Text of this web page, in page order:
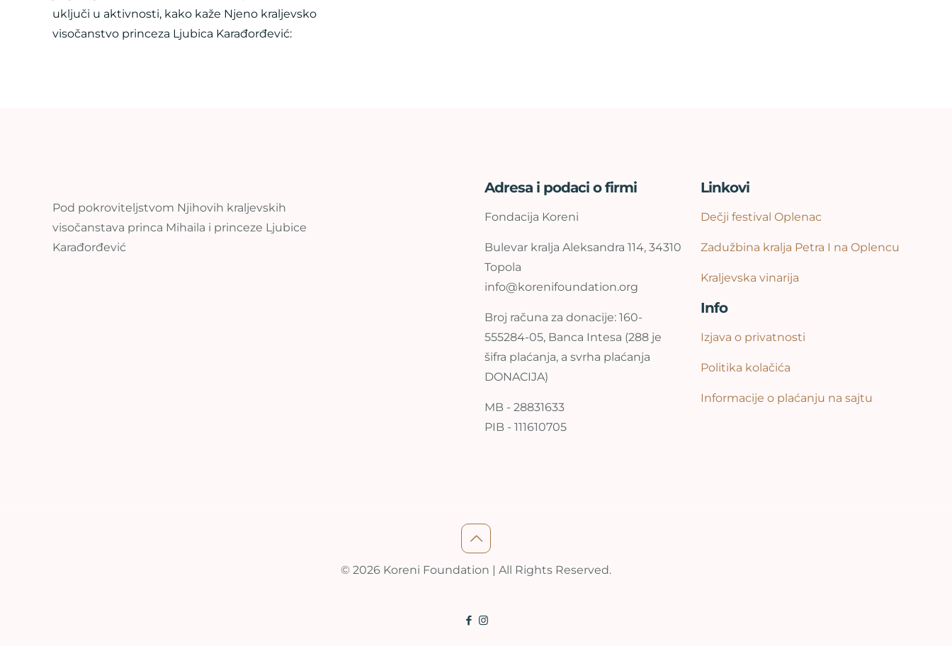
uključi u aktivnosti, kako kaže Njeno kraljevsko
visočanstvo princeza Ljubica Karađorđević:
Pod pokroviteljstvom Njihovih kraljevskih
visočanstava princa Mihaila i princeze Ljubice
Karađorđević
Adresa i podaci o firmi
Fondacija Koreni
Bulevar kralja Aleksandra 114, 34310
Topola
info@korenifoundation.org
Broj računa za donacije: 160-
555284-05, Banca Intesa (288 je
šifra plaćanja, a svrha plaćanja
DONACIJA)
MB - 28831633
PIB - 111610705
Linkovi
Dečji festival Oplenac
Zadužbina kralja Petra I na Oplencu
Kraljevska vinarija
Info
Izjava o privatnosti
Politika kolačića
Informacije o plaćanju na sajtu
© 2026 Koreni Foundation | All Rights Reserved.